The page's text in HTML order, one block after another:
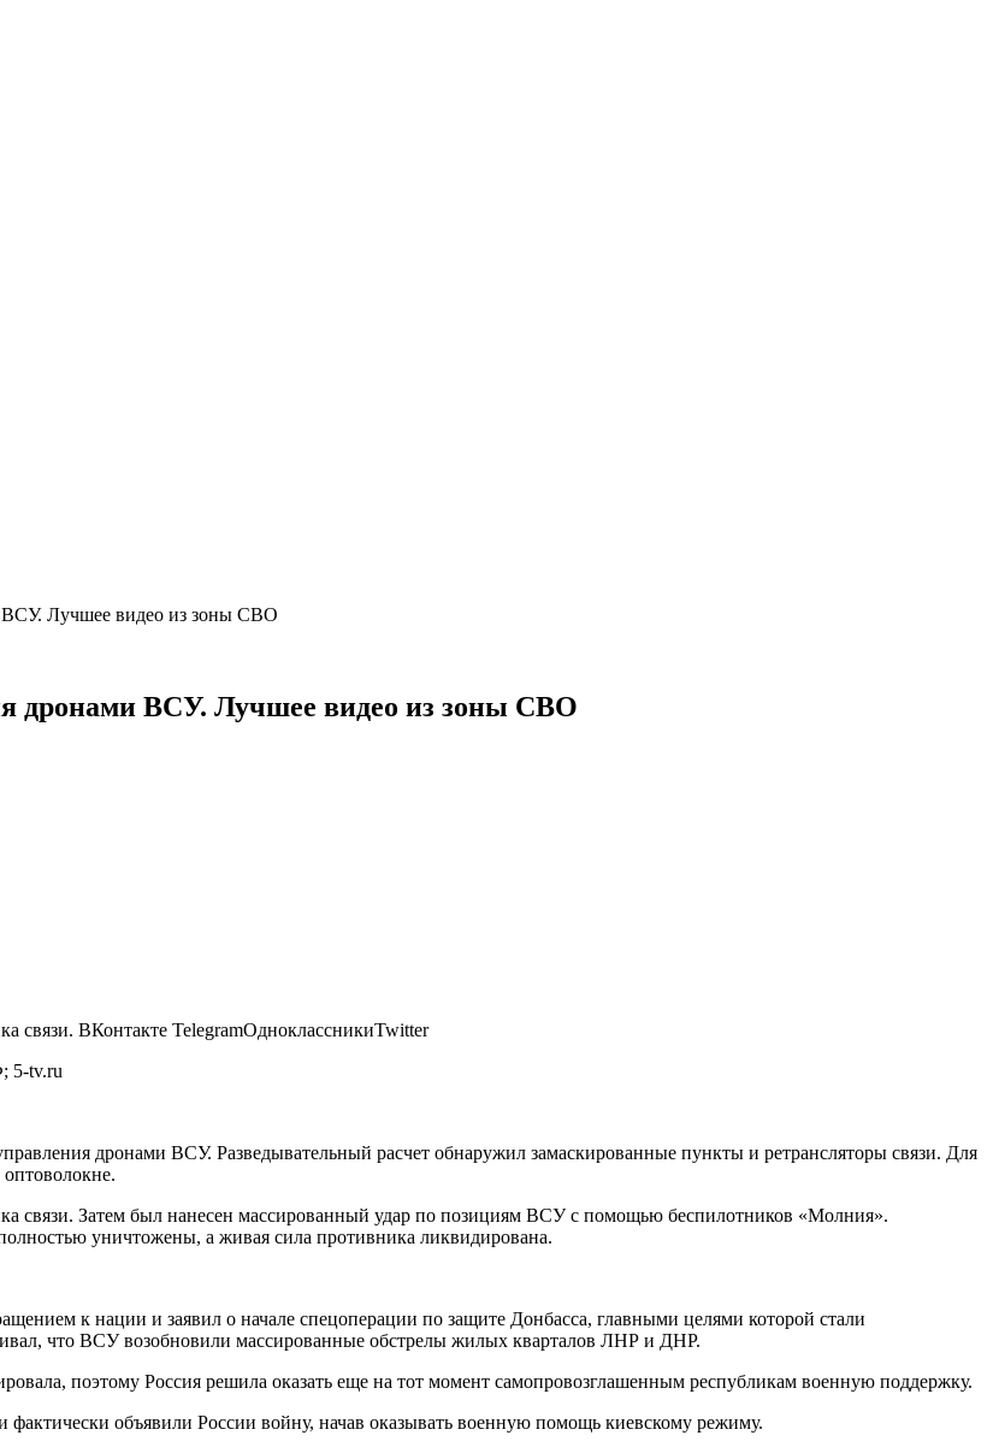
ВСУ. Лучшее видео из зоны СВО
дронами ВСУ. Лучшее видео из зоны СВО
связи. ВКонтакте TelegramОдноклассникиTwitter
5-tv.ru
дронами ВСУ. Разведывательный расчет обнаружил замаскированные пункты и ретрансляторы связи. Для
связи. Затем был нанесен массированный удар по позициям ВСУ с помощью беспилотников «Молния».
уничтожены, а живая сила противника ликвидирована.
к нации и заявил о начале спецоперации по защите Донбасса, главными целями которой стали
что ВСУ возобновили массированные обстрелы жилых кварталов ЛНР и ДНР.
поэтому Россия решила оказать еще на тот момент самопровозглашенным республикам военную поддержку.
объявили России войну, начав оказывать военную помощь киевскому режиму.